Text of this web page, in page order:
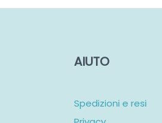
AIUTO
Spedizioni e resi